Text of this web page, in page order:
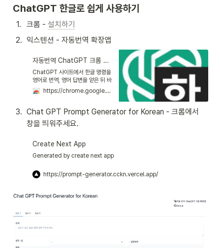
ChatGPT 한글로 쉽게 사용하기
1. 크롬 - 설치하기
2. 익스텐션 - 자동번역 확장앱
자동번역 ChatGPT 크롬 확장앱
ChatGPT 사이트에서 한글 명령을
영어로 번역, 영어 답변을 얻은 뒤 바
로 한글 번역을 해 주는 확장앱입니
다.
https://chrome.google.com/webstore/detail/%EC%9E%90%EB%8F%99%EB%B2%88%EC%97%AD-chatgpt-%ED%81%AC%EB%A1%AC-%ED%99%95%EC%9E%A5%EC%95%B1/lhkgpdljnlplgbkonflbhifackjhjmdj
3. Chat GPT Prompt Generator for Korean - 크롬에서
창을 띄워주세요.
Create Next App
Generated by create next app
https://prompt-generator.cckn.vercel.app/